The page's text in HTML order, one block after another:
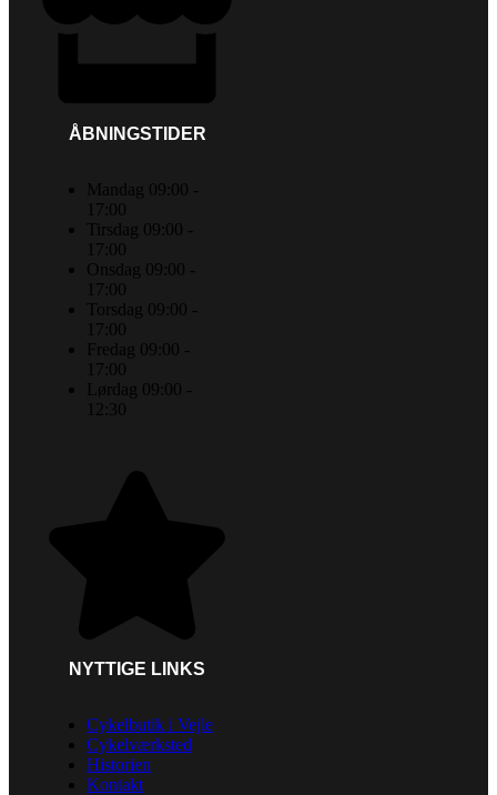
ÅBNINGSTIDER
Mandag 09:00 -
17:00
Tirsdag 09:00 -
17:00
Onsdag 09:00 -
17:00
Torsdag 09:00 -
17:00
Fredag 09:00 -
17:00
Lørdag 09:00 -
12:30
NYTTIGE LINKS
Cykelbutik i Vejle
Cykelværksted
Historien
Kontakt